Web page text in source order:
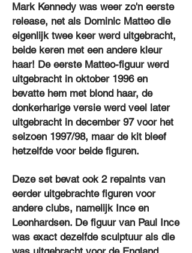
Mark Kennedy was weer zo'n eerste
release, net als Dominic Matteo die
eigenlijk twee keer werd uitgebracht,
beide keren met een andere kleur
haar! De eerste Matteo-figuur werd
uitgebracht in oktober 1996 en
bevatte hem met blond haar, de
donkerharige versie werd veel later
uitgebracht in december 97 voor het
seizoen 1997/98, maar de kit bleef
hetzelfde voor beide figuren.
Deze set bevat ook 2 repaints van
eerder uitgebrachte figuren voor
andere clubs, namelijk Ince en
Leonhardsen. De figuur van Paul Ince
was exact dezelfde sculptuur als die